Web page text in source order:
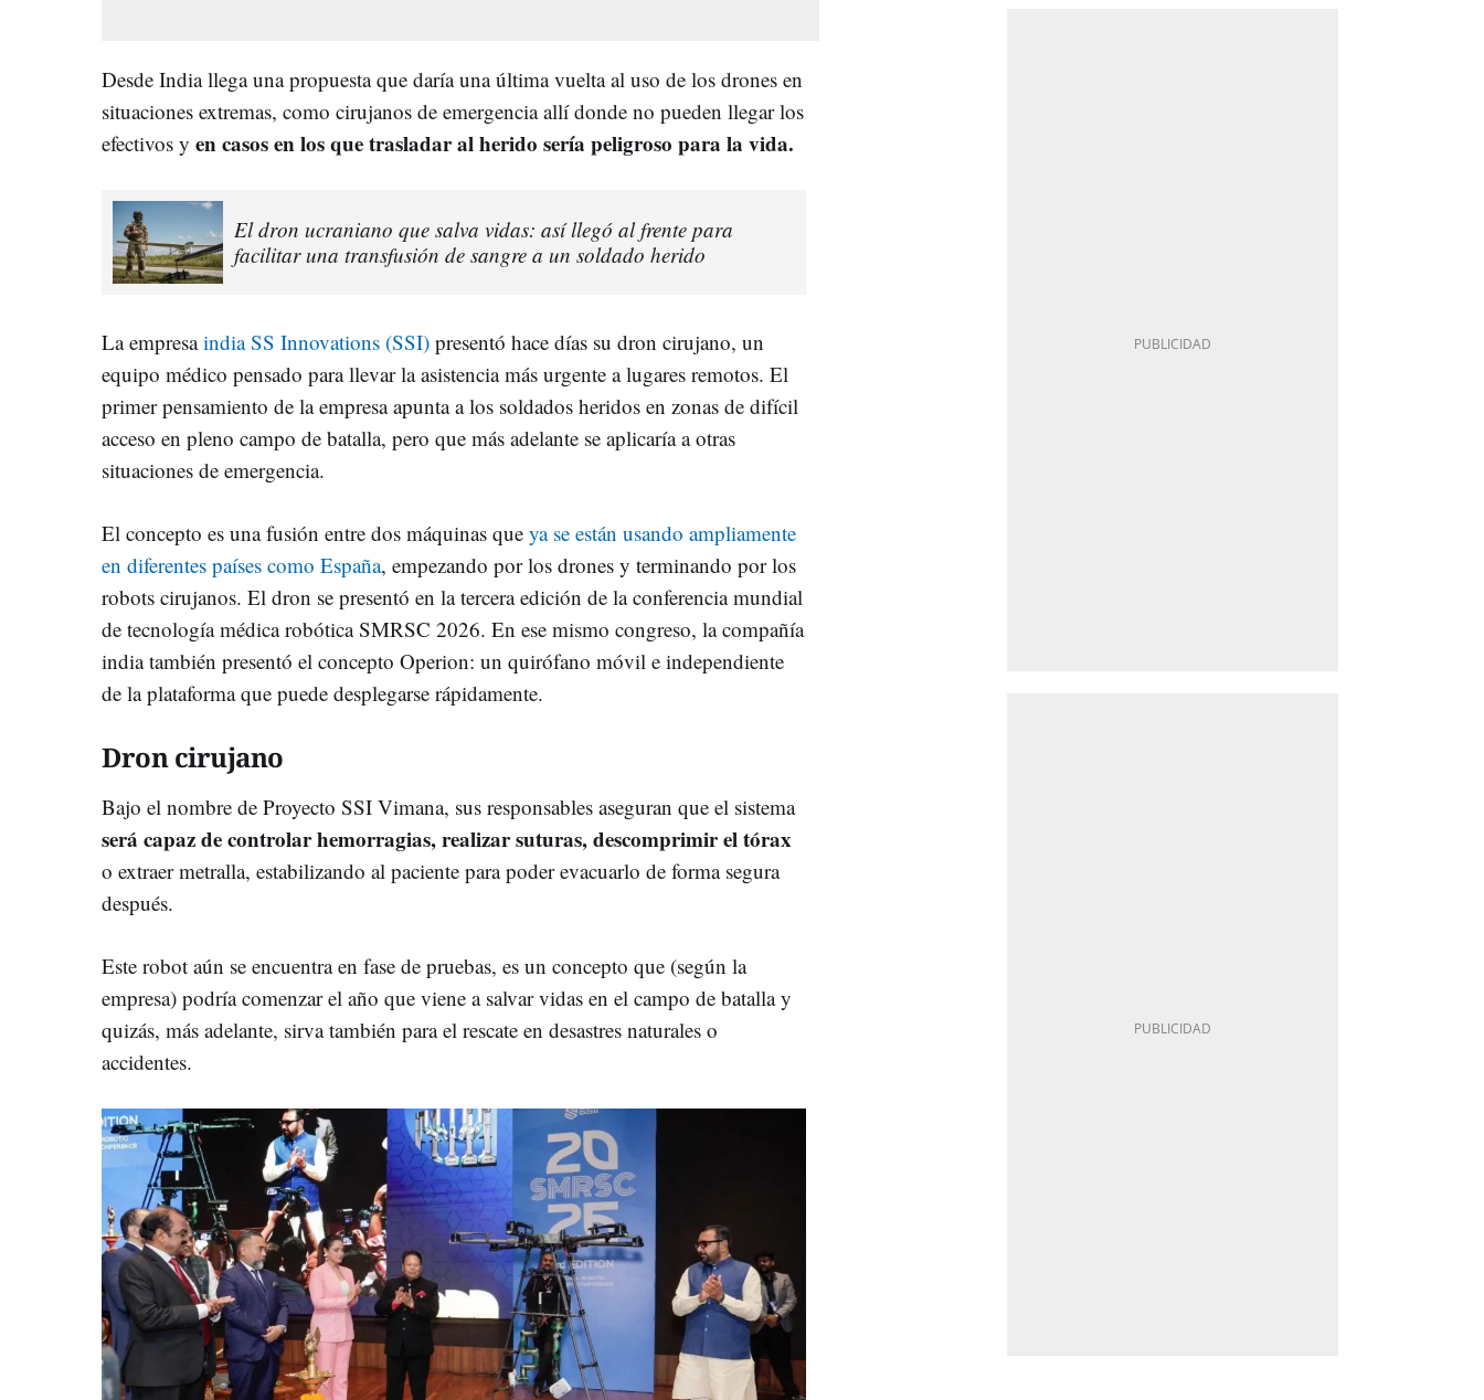
Desde India llega una propuesta que daría una última vuelta al uso de los drones en
situaciones extremas, como cirujanos de emergencia allí donde no pueden llegar los
efectivos y en casos en los que trasladar al herido sería peligroso para la vida.
El dron ucraniano que salva vidas: así llegó al frente para
facilitar una transfusión de sangre a un soldado herido‍
La empresaindia SS Innovations (SSI) presentó hace días su dron cirujano, un
equipo médico pensado para llevar la asistencia más urgente a lugares remotos. El
primer pensamiento de la empresa apunta a los soldados heridos en zonas de difícil
acceso en pleno campo de batalla, pero que más adelante se aplicaría a otras
situaciones de emergencia.
El concepto es una fusión entre dos máquinas que ya se están usando ampliamente
en diferentes países como España, empezando por los drones y terminando por los
robots cirujanos. El dron se presentó en la tercera edición de la conferencia mundial
de tecnología médica robótica SMRSC 2026. En ese mismo congreso, la compañía
india también presentó el concepto Operion: un quirófano móvil e independiente
de la plataforma que puede desplegarse rápidamente.
Dron cirujano
Bajo el nombre de Proyecto SSI Vimana, sus responsables aseguran que el sistema
será capaz de controlar hemorragias, realizar suturas, descomprimir el tórax
o extraer metralla, estabilizando al paciente para poder evacuarlo de forma segura
después.
Este robot aún se encuentra en fase de pruebas, es un concepto que (según la
empresa) podría comenzar el año que viene a salvar vidas en el campo de batalla y
quizás, más adelante, sirva también para el rescate en desastres naturales o
accidentes.